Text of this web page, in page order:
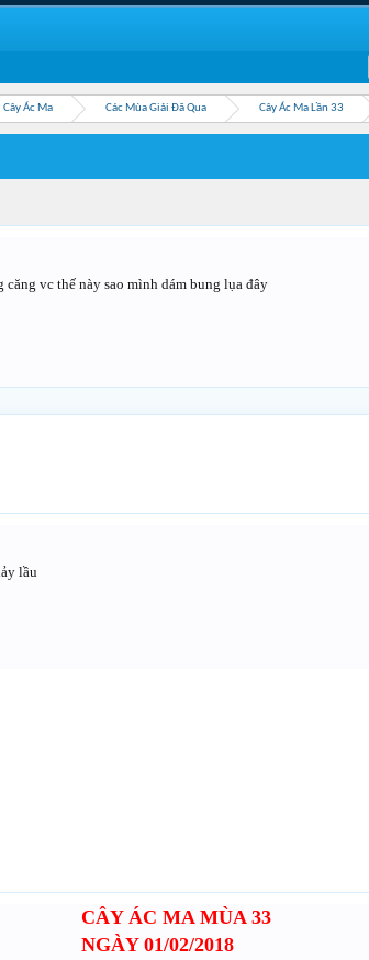
Cây Ác Ma Các Mùa Giải Đã Qua Cây Ác Ma Lần 33
căng vc thế này sao mình dám bung lụa đây
lầu
CÂY ÁC MA MÙA 33
NGÀY 01/02/2018